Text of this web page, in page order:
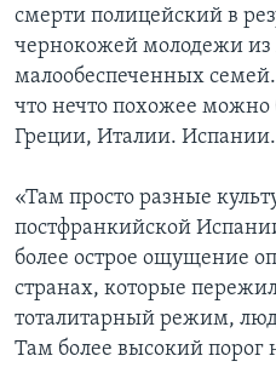
смерти полицейский в
чернокожей молодежи из
малообеспеченных
что нечто похожее можно
Греции, Италии. Испании.
«Там просто разные
постфранкийской
более острое ощущение
странах, которые
тоталитарный режим,
Там более высокий порог